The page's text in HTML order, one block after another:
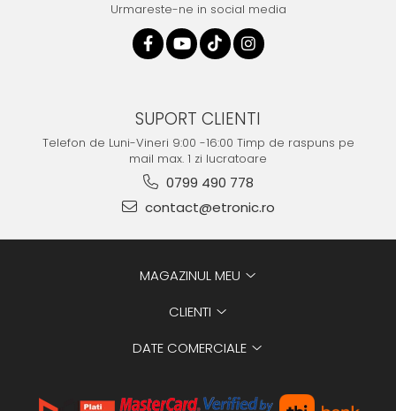
Urmareste-ne in social media
SUPORT CLIENTI
Telefon de Luni-Vineri 9:00 -16:00 Timp de raspuns pe
mail max. 1 zi lucratoare
0799 490 778
contact@etronic.ro
MAGAZINUL MEU
CLIENTI
DATE COMERCIALE